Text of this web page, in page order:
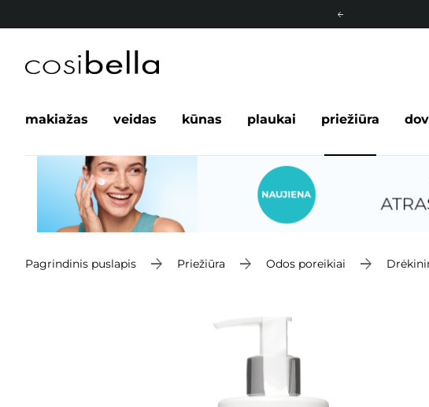
makiažas veidas kūnas plaukai priežiūra
Pagrindinis puslapis Priežiūra Odos poreikiai